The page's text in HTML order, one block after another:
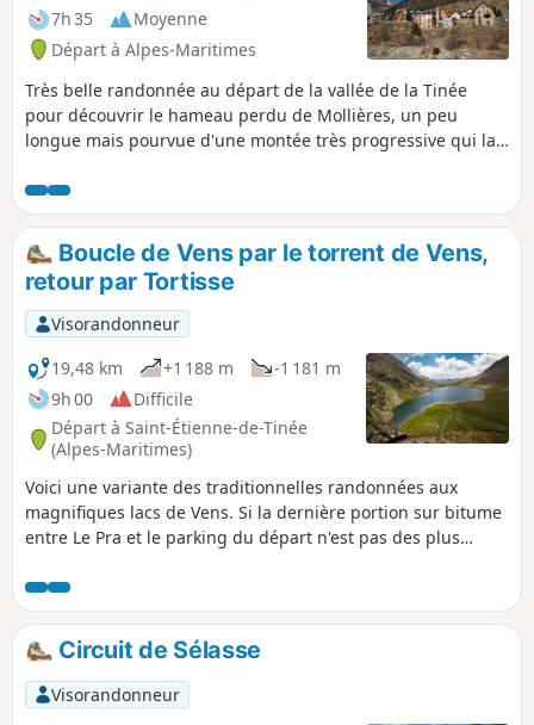
7h 35
Moyenne
Départ à Alpes-Maritimes
Très belle randonnée au départ de la vallée de la Tinée
pour découvrir le hameau perdu de Mollières, un peu
longue mais pourvue d'une montée très progressive qui la
voir les avis
Boucle de Vens par le torrent de Vens,
retour par Tortisse
Visorandonneur
19,48 km
+1 188 m
-1 181 m
9h 00
Difficile
Départ à Saint-Étienne-de-Tinée
(Alpes-Maritimes)
Voici une variante des traditionnelles randonnées aux
magnifiques lacs de Vens. Si la dernière portion sur bitume
entre Le Pra et le parking du départ n'est pas des plus
la fois la vallée du torrent de Vens et celle de Tortisse, avec
une montée plus agréable le long du torrent et une
descente depuis le Col de Fer à couper le souffle.
Circuit de Sélasse
Visorandonneur